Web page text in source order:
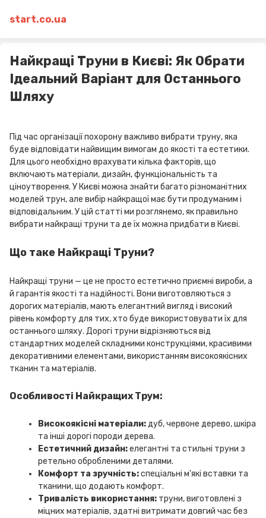
start.co.ua
Найкращі Труни в Києві: Як Обрати
Ідеальний Варіант для Останнього
Шляху
Під час організації похорону важливо вибрати труну, яка
буде відповідати найвищим вимогам до якості та естетики.
Для цього необхідно врахувати кілька факторів, що
включають матеріали, дизайн, функціональність та
ціноутворення. У Києві можна знайти багато різноманітних
моделей трун, але вибір найкращої має бути продуманим і
відповідальним. У цій статті ми розглянемо, як правильно
вибрати найкращі труни та де їх можна придбати в Києві.
Що таке Найкращі Труни?
Найкращі труни — це не просто естетично приємні вироби, а
й гарантія якості та надійності. Вони виготовляються з
дорогих матеріалів, мають елегантний вигляд і високий
рівень комфорту для тих, хто буде використовувати їх для
останнього шляху. Дорогі труни відрізняються від
стандартних моделей складними конструкціями, красивими
декоративними елементами, використанням високоякісних
тканин та матеріалів.
Особливості Найкращих Трум:
Високоякісні матеріали:дуб, червоне дерево, шкіра
та інші дорогі породи дерева.
Естетичний дизайн:елегантні та стильні труни з
ретельно обробленими деталями.
Комфорт та зручність:спеціальні м'які вставки та
тканини, що додають комфорт.
Тривалість використання: труни, виготовлені з
міцних матеріалів, здатні витримати довгий час без